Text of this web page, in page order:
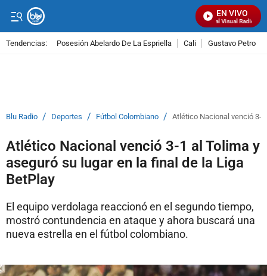
EN VIVO
Señal Visual Radio
Tendencias: Posesión Abelardo De La Espriella Cali Gustavo Petro
Blu Radio / Deportes / Fútbol Colombiano / Atlético Nacional venció 3-
Atlético Nacional venció 3-1 al Tolima y
aseguró su lugar en la final de la Liga
BetPlay
El equipo verdolaga reaccionó en el segundo tiempo,
mostró contundencia en ataque y ahora buscará una
nueva estrella en el fútbol colombiano.